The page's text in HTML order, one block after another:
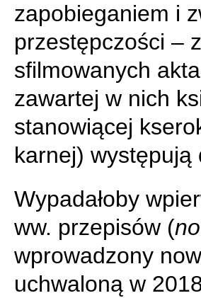
zapobieganiem i
przestępczości –
sfilmowanych
zawartej w nich
stanowiącej
karnej) występują
Wypadałoby
ww. przepisów (
wprowadzony
uchwaloną w